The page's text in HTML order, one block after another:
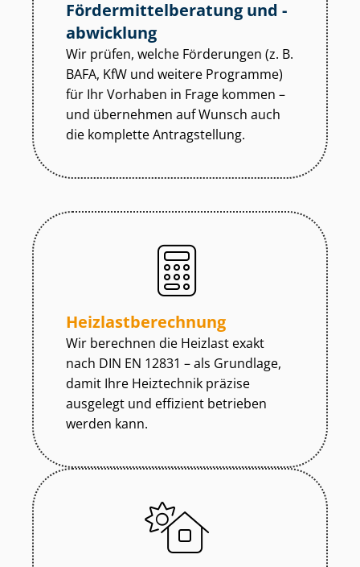
För­der­mit­tel­be­ra­tung und -
abwicklung
Wir prüfen, welche Förderungen (z. B.
BAFA, KfW und weitere Programme)
für Ihr Vorhaben in Frage kommen –
und übernehmen auf Wunsch auch
die komplette Antragstellung.
Heiz­last­be­rech­nung
Wir berechnen die Heizlast exakt
nach DIN EN 12831 – als Grundlage,
damit Ihre Heiztechnik präzise
ausgelegt und effizient betrieben
werden kann.